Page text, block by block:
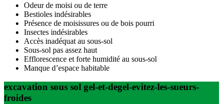
Odeur de moisi ou de terre
Bestioles indésirables
Présence de moisissures ou de bois pourri
Insectes indésirables
Accès inadéquat au sous-sol
Sous-sol pas assez haut
Efflorescence et forte humidité au sous-sol
Manque d’espace habitable
excavation sous sol gel-et-degel-evitez-les-sueurs-
froides